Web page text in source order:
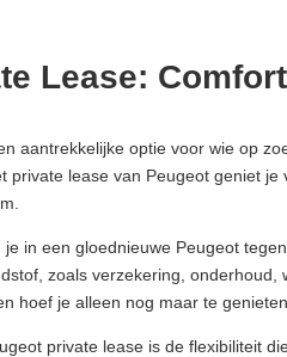
Lease:
aantrekkelijke optie voor wie op
private lease van Peugeot geniet
in een gloednieuwe Peugeot
zoals verzekering,
hoef je alleen nog maar te
private lease is de flexibiliteit